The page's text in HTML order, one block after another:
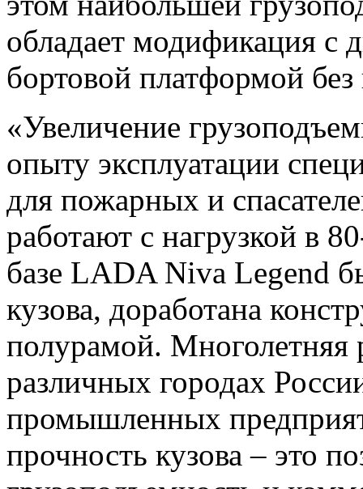
обладает модификация с
бортовой платформой
«Увеличение
опыту эксплуатации
для пожарных и
работают с нагрузкой в
базе LADA Niva Legend
кузова, доработана
полурамой. Многолетняя
различных городах
промышленных
прочность кузова – это